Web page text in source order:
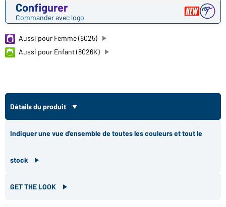
Configurer
Commander avec logo
Aussi pour Femme (8025)
Aussi pour Enfant (8026K)
Détails du produit
Indiquer une vue d'ensemble de toutes les couleurs et tout le
stock
GET THE LOOK